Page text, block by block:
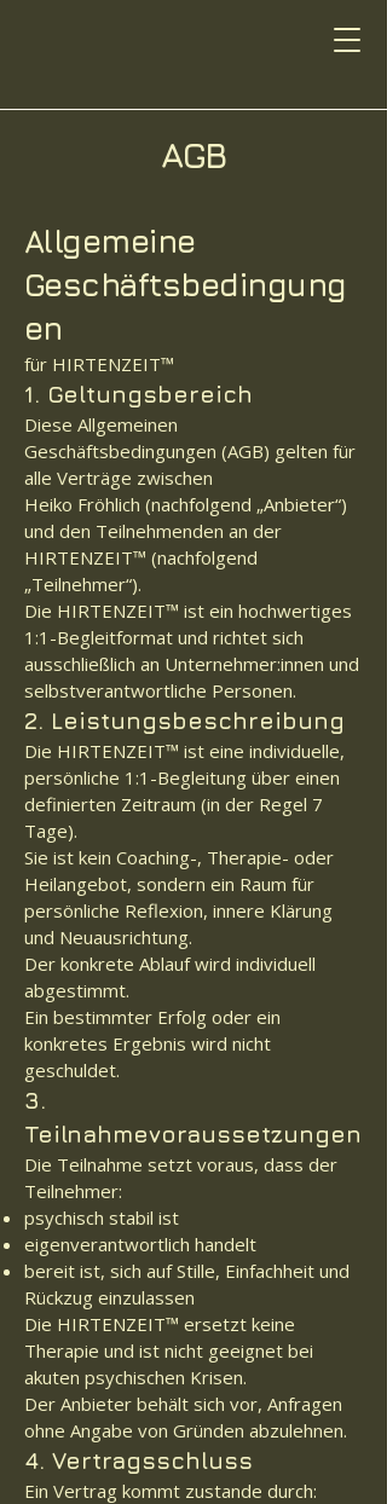
AGB
Allgemeine
Geschäftsbedingung
en
für HIRTENZEIT™
1. Geltungsbereich
Diese Allgemeinen
Geschäftsbedingungen (AGB) gelten für
alle Verträge zwischen
Heiko Fröhlich (nachfolgend „Anbieter“)
und den Teilnehmenden an der
HIRTENZEIT™ (nachfolgend
„Teilnehmer“).
Die HIRTENZEIT™ ist ein hochwertiges
1:1-Begleitformat und richtet sich
ausschließlich an Unternehmer:innen und
selbstverantwortliche Personen.
2. Leistungsbeschreibung
Die HIRTENZEIT™ ist eine individuelle,
persönliche 1:1-Begleitung über einen
definierten Zeitraum (in der Regel 7
Tage).
Sie ist kein Coaching-, Therapie- oder
Heilangebot, sondern ein Raum für
persönliche Reflexion, innere Klärung
und Neuausrichtung.
Der konkrete Ablauf wird individuell
abgestimmt.
Ein bestimmter Erfolg oder ein
konkretes Ergebnis wird nicht
geschuldet.
3.
Teilnahmevoraussetzungen
Die Teilnahme setzt voraus, dass der
Teilnehmer:
psychisch stabil ist
eigenverantwortlich handelt
bereit ist, sich auf Stille, Einfachheit und
Rückzug einzulassen
Die HIRTENZEIT™ ersetzt keine
Therapie und ist nicht geeignet bei
akuten psychischen Krisen.
Der Anbieter behält sich vor, Anfragen
ohne Angabe von Gründen abzulehnen.
4. Vertragsschluss
Ein Vertrag kommt zustande durch: